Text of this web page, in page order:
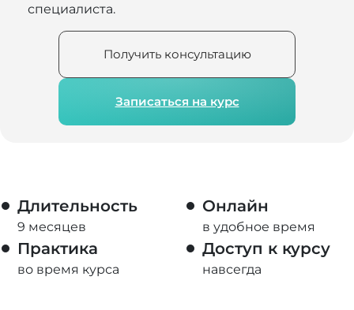
специалиста.
Записаться на курс
Получить консультацию
Длительность
9 месяцев
Онлайн
в удобное время
Практика
во время курса
Доступ к курсу
навсегда